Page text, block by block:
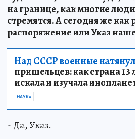
на границе, как многие
стремятся. А сегодня же как
распоряжение или Указ
Над СССР военные
пришельцев: как страна 13
искала и изучала
НАУКА
- Да, Указ.